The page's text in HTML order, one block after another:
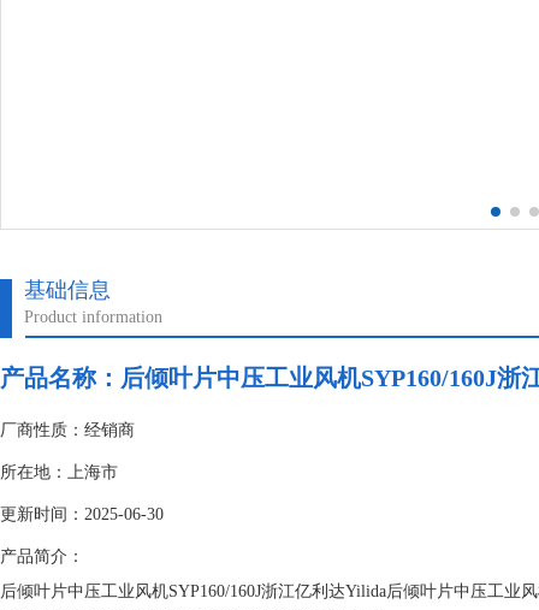
基础信息
Product information
产品名称：后倾叶片中压工业风机SYP160/160J浙
厂商性质：经销商
所在地：上海市
更新时间：2025-06-30
产品简介：
后倾叶片中压工业风机SYP160/160J浙江亿利达Yilida后倾叶片中压工业